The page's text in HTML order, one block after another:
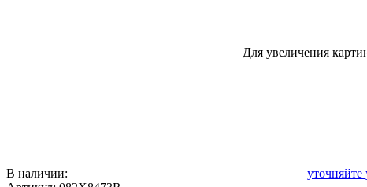
Для увеличения
В наличии:
уточняйте